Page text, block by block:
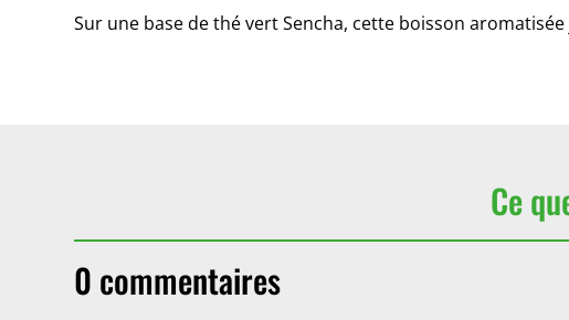
Sur une base de thé vert Sencha, cette boisson
Ce
0 commentaires